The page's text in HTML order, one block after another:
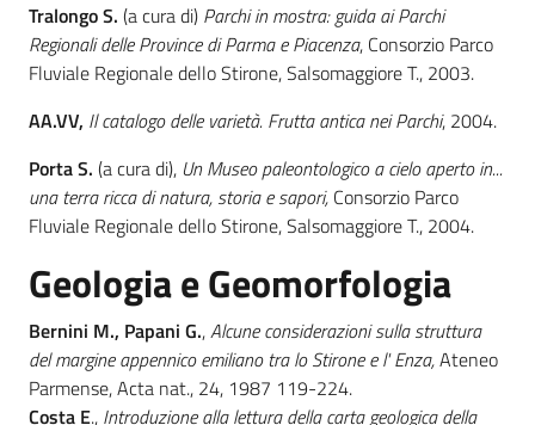
Tralongo S. (a cura di) Parchi in mostra: guida ai Parchi
Regionali delle Province di Parma e Piacenza, Consorzio Parco
Fluviale Regionale dello Stirone, Salsomaggiore T., 2003.
AA.VV, Il catalogo delle varietà. Frutta antica nei Parchi, 2004.
Porta S. (a cura di), Un Museo paleontologico a cielo aperto in...
una terra ricca di natura, storia e sapori, Consorzio Parco
Fluviale Regionale dello Stirone, Salsomaggiore T., 2004.
Geologia e Geomorfologia
Bernini M., Papani G.,Alcune considerazioni sulla struttura
del margine appennico emiliano tra lo Stirone e l' Enza,Ateneo
Parmense, Acta nat., 24, 1987 119-224.
Costa E., Introduzione alla lettura della carta geologica della